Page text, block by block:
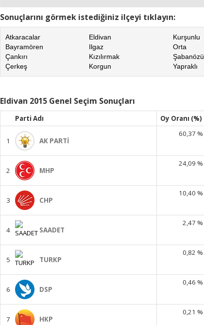
Sonuçlarını görmek istediğiniz ilçeyi tıklayın:
Atkaracalar
Bayramören
Çankırı
Çerkeş
Eldivan
Ilgaz
Kızılırmak
Korgun
Kurşunlu
Orta
Şabanözü
Yapraklı
Eldivan 2015 Genel Seçim Sonuçları
Parti Adı Oy Oranı (%)
1 AK PARTİ
60,37 %
2 MHP
24,09 %
3 CHP
10,40 %
4 SAADET
2,47 %
5 TURKP
0,82 %
6 DSP
0,46 %
7 HKP
0,21 %